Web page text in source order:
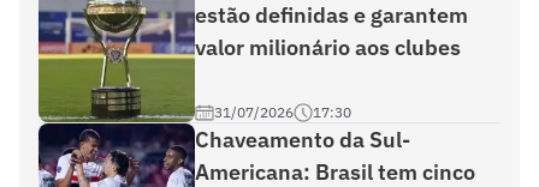
estão definidas e garantem
valor milionário aos clubes
31/07/2026 17:30
Chaveamento da Sul-
Americana: Brasil tem cinco